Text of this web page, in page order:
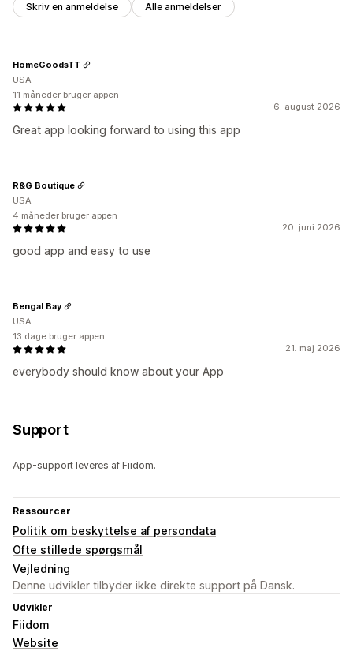
Skriv en anmeldelse Alle anmeldelser
6. august 2026
Great app looking forward to using this app
HomeGoodsTT
USA
11 måneder bruger appen
20. juni 2026
good app and easy to use
R&G Boutique
USA
4 måneder bruger appen
21. maj 2026
everybody should know about your App
Bengal Bay
USA
13 dage bruger appen
Support
App-support leveres af Fiidom.
Ressourcer
Politik om beskyttelse af persondata
Ofte stillede spørgsmål
Vejledning
Denne udvikler tilbyder ikke direkte support på Dansk.
Udvikler
Fiidom
Website